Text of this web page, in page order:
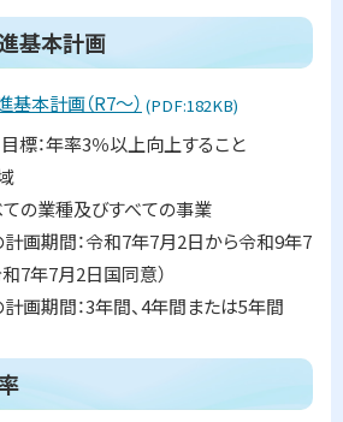
部
サ
イ
ト
)
基本計画
本計画（R7～） (PDF:182KB)
標：年率3％以上向上すること
ての業種及びすべての事業
画期間：令和7年7月2日から令和9年7
7年7月2日国同意）
画期間：3年間、4年間または5年間